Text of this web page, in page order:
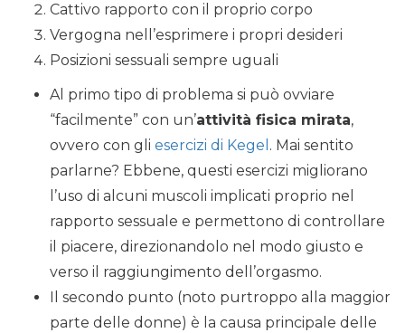
Cattivo rapporto con il proprio corpo
Vergogna nell’esprimere i propri desideri
Posizioni sessuali sempre uguali
Al primo tipo di problema si può ovviare
“facilmente” con un’attività fisica mirata,
ovvero con gli esercizi di Kegel . Mai sentito
parlarne? Ebbene, questi esercizi migliorano
l’uso di alcuni muscoli implicati proprio nel
rapporto sessuale e permettono di controllare
il piacere, direzionandolo nel modo giusto e
verso il raggiungimento dell’orgasmo.
Il secondo punto (noto purtroppo alla maggior
parte delle donne) è la causa principale delle